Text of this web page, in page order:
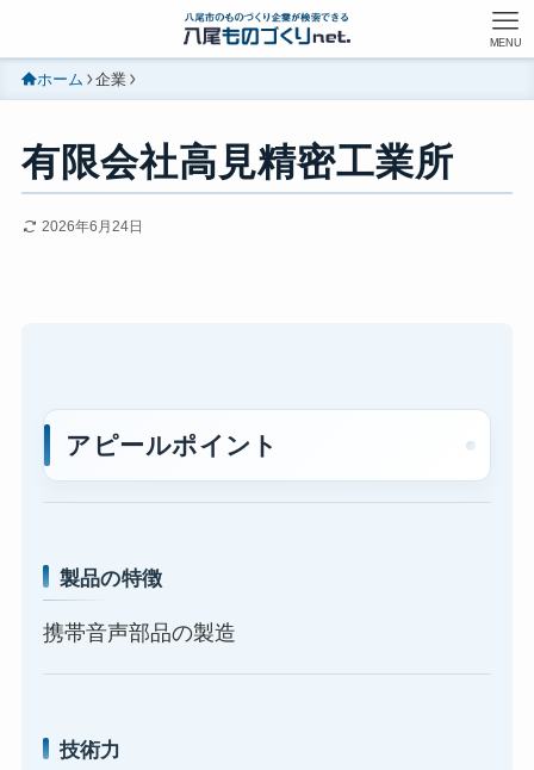
MENU
ホーム 企業
有限会社高見精密工業所
2026年6月24日
アピールポイント
製品の特徴
携帯音声部品の製造
技術力